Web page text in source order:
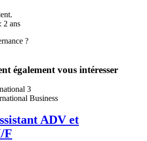
2 ans
?
également vous intéresser
3
Business
ADV et
F